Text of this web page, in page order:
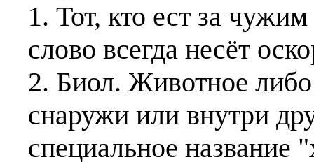
1. Тот, кто ест за
слово всегда несёт
2. Биол. Животное либо
снаружи или внутри
специальное название